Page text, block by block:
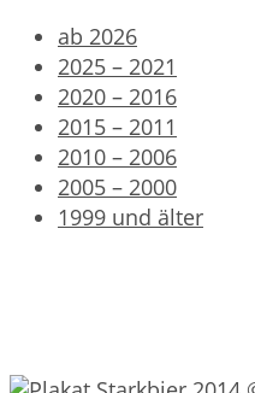
ab 2026
2025 – 2021
2020 – 2016
2015 – 2011
2010 – 2006
2005 – 2000
1999 und älter